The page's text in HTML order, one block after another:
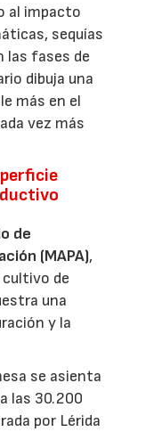
al impacto
sequías
las fases de
dibuja una
más en el
vez más
de
(MAPA),
de
una
y la
se asienta
las 30.200
por Lérida